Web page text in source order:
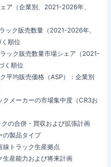
ア（企業別、2021-2026年、
ック販売数量（2021-2026年、
順位
ック販売数量市場シェア（2021-
く順位
平均販売価格（ASP）：企業別
メーカーの市場集中度（CR3お
の合併・買収および拡張計画
の製品タイプ
線トラック生産拠点
生産能力および将来計画